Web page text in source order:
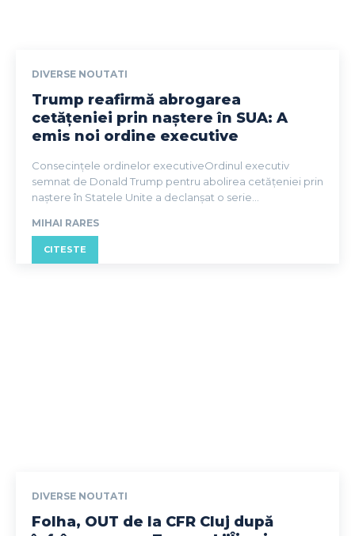
DIVERSE NOUTATI
Trump reafirmă abrogarea
cetățeniei prin naștere în SUA: A
emis noi ordine executive
Consecințele ordinelor executiveOrdinul executiv
semnat de Donald Trump pentru abolirea cetățeniei prin
naștere în Statele Unite a declanșat o serie...
MIHAI RARES
CITESTE
DIVERSE NOUTATI
Folha, OUT de la CFR Cluj după